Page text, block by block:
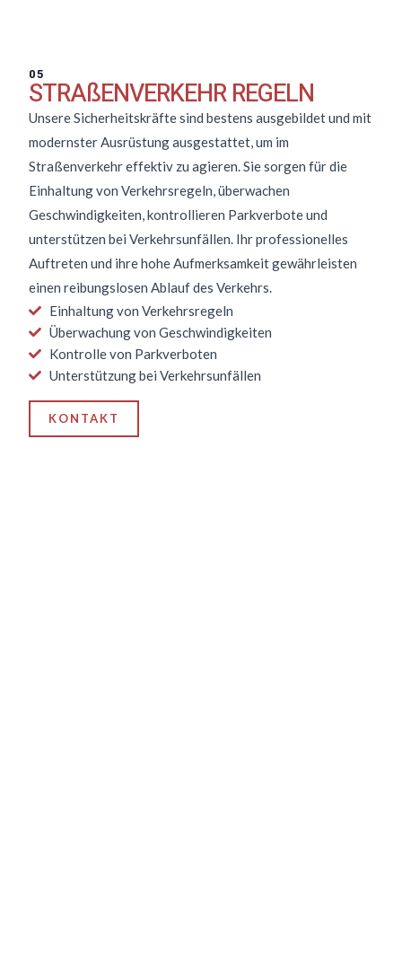
05
STRAßENVERKEHR REGELN
Unsere Sicherheitskräfte sind bestens ausgebildet und mit
modernster Ausrüstung ausgestattet, um im
Straßenverkehr effektiv zu agieren. Sie sorgen für die
Einhaltung von Verkehrsregeln, überwachen
Geschwindigkeiten, kontrollieren Parkverbote und
unterstützen bei Verkehrsunfällen. Ihr professionelles
Auftreten und ihre hohe Aufmerksamkeit gewährleisten
einen reibungslosen Ablauf des Verkehrs.
Einhaltung von Verkehrsregeln
Überwachung von Geschwindigkeiten
Kontrolle von Parkverboten
Unterstützung bei Verkehrsunfällen
KONTAKT